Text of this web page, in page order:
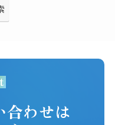
合わせは